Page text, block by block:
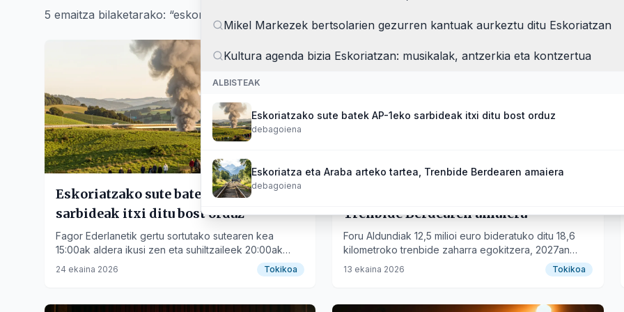
Mikel Markezek bertsolarien gezurren kantuak aurkeztu ditu Eskoriatzan
Kultura agenda bizia Eskoriatzan: musikalak, antzerkia eta kontzertua
ALBISTEAK
Eskoriatzako sute batek AP-1eko sarbideak itxi ditu bost orduz
debagoiena
Eskoriatza eta Araba arteko tartea, Trenbide Berdearen amaiera
debagoiena
durangaldea
5 emaitza bilaketarako: “eskoriatza
Eskoriatzako sute batek AP-1eko
sarbideak itxi ditu bost orduz
Fagor Ederlanetik gertu sortutako sutearen kea
15:00ak aldera ikusi zen eta suhiltzaileek 20:00ak
pasata lan egin zuten.
24 ekaina 2026 Tokikoa
Trenbide Berdearen amaiera
Foru Aldundiak 12,5 milioi euro bideratuko ditu 18,6
kilometroko trenbide zaharra egokitzera, 2027an
hasiko diren lanekin.
13 ekaina 2026 Tokikoa